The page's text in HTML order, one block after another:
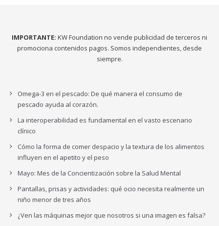
IMPORTANTE: KW Foundation no vende publicidad de terceros ni
promociona contenidos pagos. Somos independientes, desde
siempre.
Omega-3 en el pescado: De qué manera el consumo de
pescado ayuda al corazón.
La interoperabilidad es fundamental en el vasto escenario
clínico
Cómo la forma de comer despacio y la textura de los alimentos
influyen en el apetito y el peso
Mayo: Mes de la Concientización sobre la Salud Mental
Pantallas, prisas y actividades: qué ocio necesita realmente un
niño menor de tres años
¿Ven las máquinas mejor que nosotros si una imagen es falsa?